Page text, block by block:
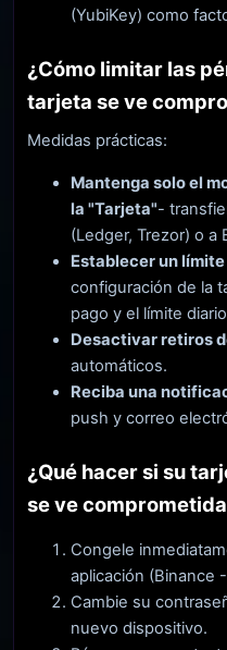
(YubiKey) como
¿Cómo limitar las
tarjeta se ve
Medidas prácticas:
Mantenga solo el
la "Tarjeta"-
(Ledger, Trezor) o a
Establecer un
configuración de la
pago y el límite
Desactivar retiros
automáticos.
Reciba una
push y correo
¿Qué hacer si su
se ve
Congele
aplicación (Binance
Cambie su
nuevo dispositivo.